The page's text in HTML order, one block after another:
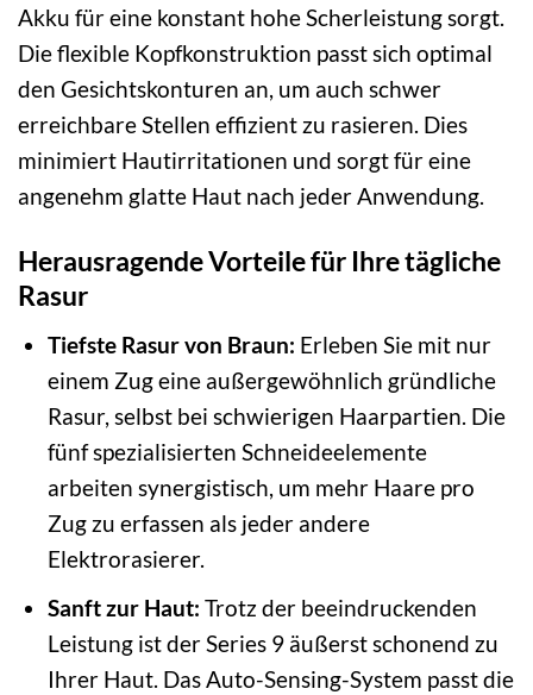
Akku für eine konstant hohe Scherleistung sorgt.
Die flexible Kopfkonstruktion passt sich optimal
den Gesichtskonturen an, um auch schwer
erreichbare Stellen effizient zu rasieren. Dies
minimiert Hautirritationen und sorgt für eine
angenehm glatte Haut nach jeder Anwendung.
Herausragende Vorteile für Ihre tägliche
Rasur
Tiefste Rasur von Braun: Erleben Sie mit nur
einem Zug eine außergewöhnlich gründliche
Rasur, selbst bei schwierigen Haarpartien. Die
fünf spezialisierten Schneideelemente
arbeiten synergistisch, um mehr Haare pro
Zug zu erfassen als jeder andere
Elektrorasierer.
Sanft zur Haut: Trotz der beeindruckenden
Leistung ist der Series 9 äußerst schonend zu
Ihrer Haut. Das Auto-Sensing-System passt die